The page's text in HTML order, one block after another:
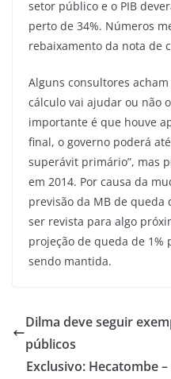
setor público e o PIB
perto de 34%. Números
rebaixamento da nota de
Alguns consultores
cálculo vai ajudar ou não
importante é que houve
final, o governo poderá
superávit primário”, mas
em 2014. Por causa da
previsão da MB de queda
ser revista para algo
projeção de queda de 1%
sendo mantida.
Dilma deve seguir
públicos
Exclusivo: Hecatombe